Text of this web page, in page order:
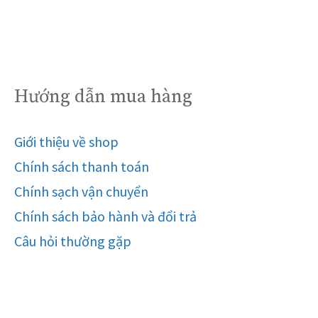
Hướng dẫn mua hàng
Giới thiệu về shop
Chính sách thanh toán
Chính sạch vận chuyển
Chính sách bảo hành và đổi trả
Câu hỏi thường gặp